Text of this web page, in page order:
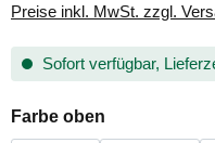
Preise inkl. MwSt. zzgl.
Sofort verfügbar,
Farbe oben